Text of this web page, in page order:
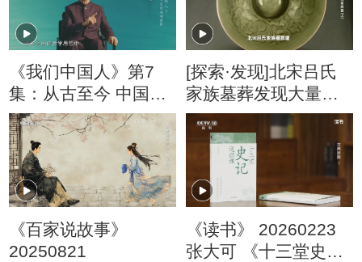
《我们中国人》第7
集：从古至今 中国人
靠什么来建构精神家
园呢
[探索·发现]北宋吕氏
家族墓葬发现大量精
美耀州窑瓷器
《百家说故事》
20250821
《读书》 20260223
张大可 《十三堂史记